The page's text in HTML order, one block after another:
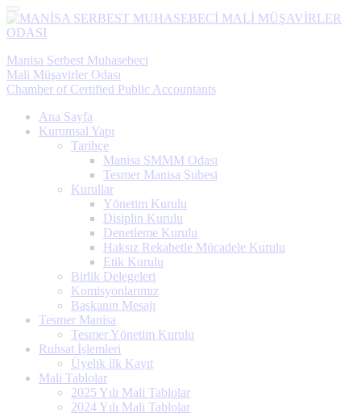
Menü
Manisa Serbest Muhasebeci
Mali Müşavirler Odası
Chamber of Certified Public Accountants
Ana Sayfa
Kurumsal Yapı
Tarihçe
Manisa SMMM Odası
Tesmer Manisa Şubesi
Kurullar
Yönetim Kurulu
Disiplin Kurulu
Denetleme Kurulu
Haksız Rekabetle Mücadele Kurulu
Etik Kurulu
Birlik Delegeleri
Komisyonlarımız
Başkanın Mesajı
Tesmer Manisa
Tesmer Yönetim Kurulu
Ruhsat İşlemleri
Üyelik ilk Kayıt
Mali Tablolar
2025 Yılı Mali Tablolar
2024 Yılı Mali Tablolar